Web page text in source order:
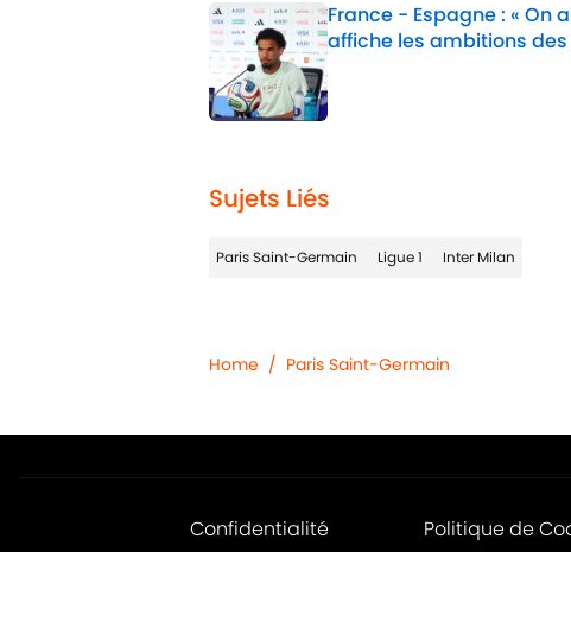
France - Espagne : « On
affiche les ambitions
Sujets Liés
Paris Saint-Germain Ligue 1 Inter Milan
Home / Paris Saint-Germain
Confidentialité Politique de